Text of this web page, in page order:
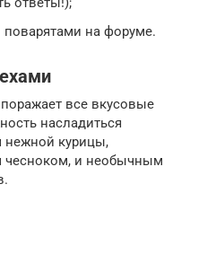
поварятами на форуме.
все вкусовые
насладиться
нежной курицы,
чесноком, и необычным